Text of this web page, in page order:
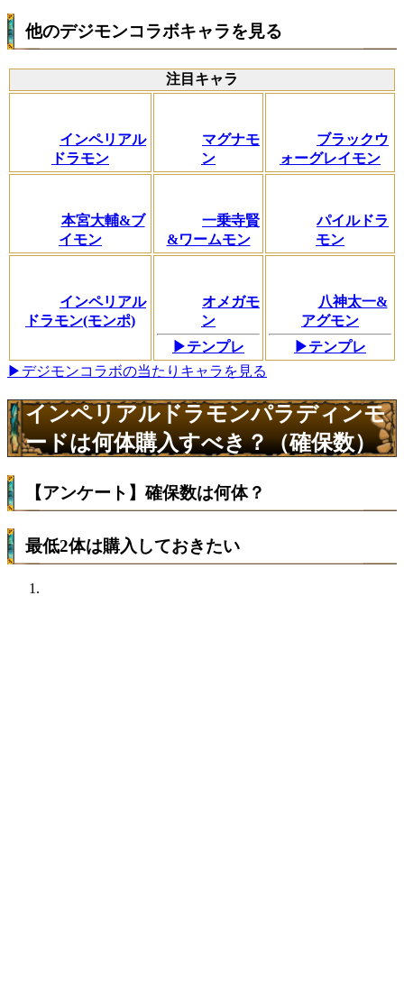
他のデジモンコラボキャラを見る
注目キャラ
インペリアル
ドラモン
マグナモ
ン
ブラックウ
ォーグレイモン
本宮大輔&ブ
イモン
一乗寺賢
&ワームモン
パイルドラ
モン
インペリアル
ドラモン(モンポ)
オメガモ
ン
▶テンプレ
八神太一&
アグモン
▶テンプレ
▶デジモンコラボの当たりキャラを見る
インペリアルドラモンパラディンモ
ードは何体購入すべき？（確保数）
【アンケート】確保数は何体？
最低2体は購入しておきたい